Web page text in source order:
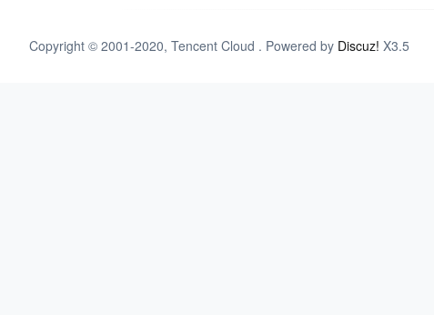
Copyright © 2001-2020, Tencent Cloud . Powered by Discuz! X3.5